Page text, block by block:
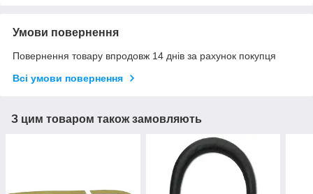
Умови повернення
Повернення товару впродовж 14 днів за рахунок покупця
Всі умови повернення
З цим товаром також замовляють